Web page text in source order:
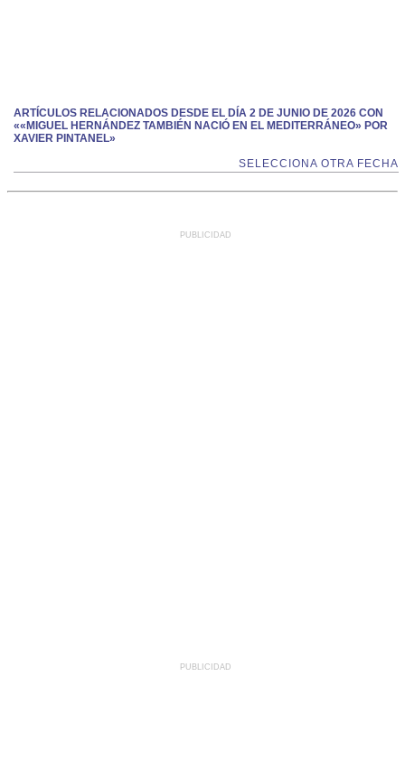
ARTÍCULOS RELACIONADOS DESDE EL DÍA 2 DE JUNIO DE 2026 CON
««MIGUEL HERNÁNDEZ TAMBIÉN NACIÓ EN EL MEDITERRÁNEO» POR
XAVIER PINTANEL»
SELECCIONA OTRA FECHA
PUBLICIDAD
PUBLICIDAD